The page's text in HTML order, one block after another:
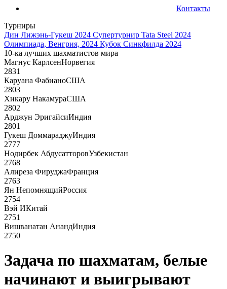
Контакты
Турниры
Дин Лижэнь-Гукеш 2024 Супертурнир Tata Steel 2024
Олимпиада, Венгрия, 2024 Кубок Синкфилда 2024
10-ка лучших шахматистов мира
Магнус КарлсенНорвегия
2831
Каруана ФабианоСША
2803
Хикару НакамураСША
2802
Арджун ЭригайсиИндия
2801
Гукеш ДоммараджуИндия
2777
Нодирбек АбдусатторовУзбекистан
2768
Алиреза ФируджаФранция
2763
Ян НепомнящийРоссия
2754
Вэй ИКитай
2751
Вишванатан АнандИндия
2750
Задача по шахматам, белые
начинают и выигрывают